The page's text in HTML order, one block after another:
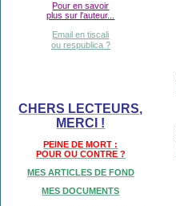
Pour en savoir
plus sur l'auteur...
Email en tiscali
ou respublica ?
CHERS LECTEURS,
MERCI !
PEINE DE MORT :
POUR OU CONTRE ?
MES ARTICLES DE FOND
MES DOCUMENTS